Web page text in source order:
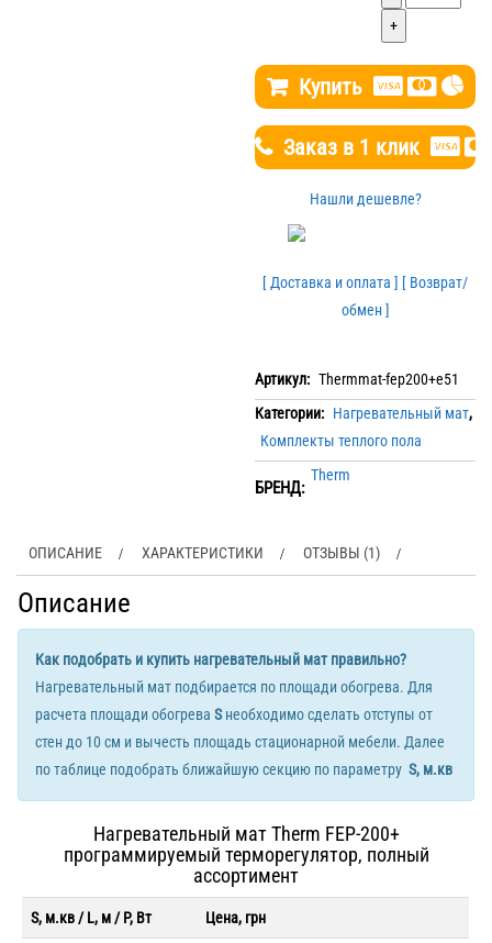
Купить
Заказ в 1 клик
Нашли дешевле?
[ Доставка и оплата ] [ Возврат/
обмен ]
Артикул: Thermmat-fep200+e51
Категории: Нагревательный мат,
Комплекты теплого пола
БРЕНД:
Therm
ОПИСАНИЕ ХАРАКТЕРИСТИКИ ОТЗЫВЫ (1)
Описание
Как подобрать и купить нагревательный мат правильно?
Нагревательный мат подбирается по площади обогрева. Для
расчета площади обогрева Sнеобходимо сделать отступы от
стен до 10 см и вычесть площадь стационарной мебели. Далее
по таблице подобрать ближайшую секцию по параметру S, м.кв
Нагревательный мат Therm FEP-200+
программируемый терморегулятор, полный
ассортимент
S, м.кв / L, м / P, Вт Цена, грн